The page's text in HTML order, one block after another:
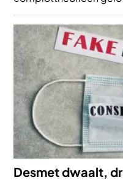
Afbeelding
Desmet dwaalt,